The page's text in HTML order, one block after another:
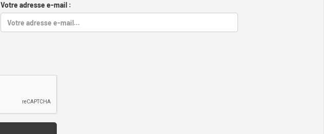
Votre adresse e-mail :